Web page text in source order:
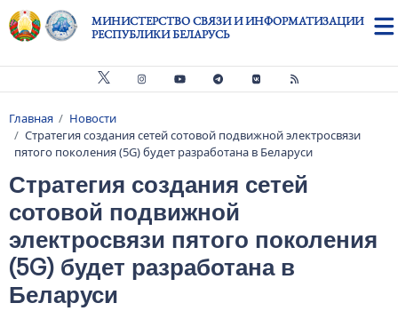
Перейти к основному содержанию
МИНИСТЕРСТВО СВЯЗИ И ИНФОРМАТИЗАЦИИ
РЕСПУБЛИКИ БЕЛАРУСЬ
Строка навигации
Главная
Новости
Стратегия создания сетей сотовой подвижной электросвязи
пятого поколения (5G) будет разработана в Беларуси
Стратегия создания сетей
сотовой подвижной
электросвязи пятого поколения
(5G) будет разработана в
Беларуси